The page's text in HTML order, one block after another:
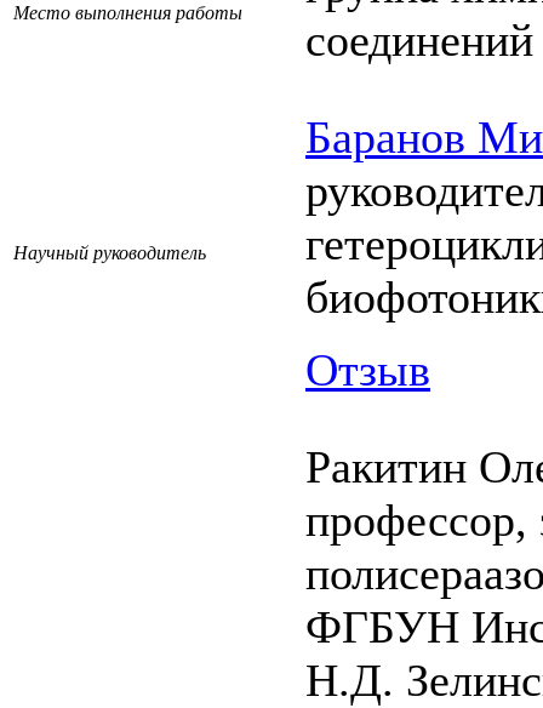
Место выполнения работы
Научный руководитель
Баранов
Отзыв
Ракитин
профессор,
ФГБУН
Н.Д.